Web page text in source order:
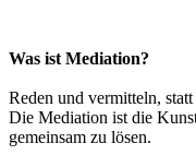
Was ist Mediation?
Reden und vermitteln,
Die Mediation ist die
gemeinsam zu lösen.